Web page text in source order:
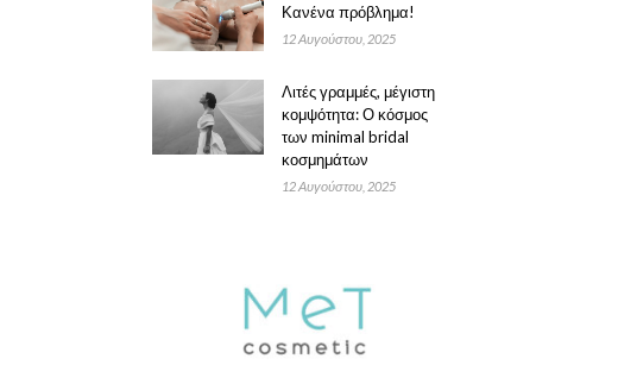
Κανένα πρόβλημα!
12 Αυγούστου, 2025
Λιτές γραμμές, μέγιστη
κομψότητα: Ο κόσμος
των minimal bridal
κοσμημάτων
12 Αυγούστου, 2025